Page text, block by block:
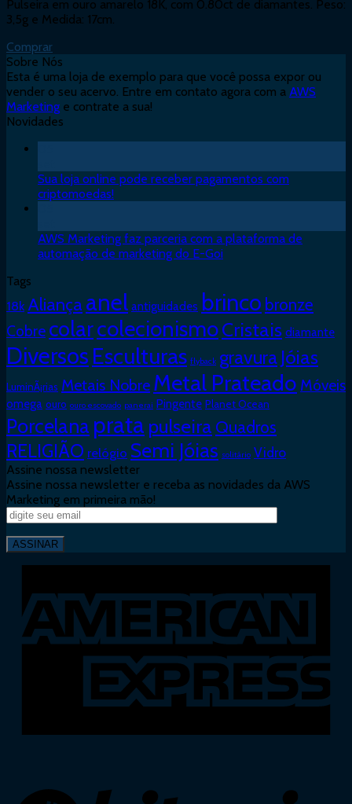
Pulseira em ouro amarelo 18K, com 0.80ct de diamantes. Peso:
3,5g e Medida: 17cm.
Comprar
Sobre Nós
Esta é uma loja de exemplo para que você possa expor ou
vender o seu acervo. Entre em contato agora com a AWS
Marketing e contrate a sua!
Novidades
Sua loja online pode receber pagamentos com
criptomoedas!
AWS Marketing faz parceria com a plataforma de
automação de marketing do E-Goi
Tags
18k Aliança anel antiguidades brinco bronze
Cobre colarcolecionismoCristais diamante
Diversos Esculturas flyback gravura Jóias
LuminÃ¡rias Metais Nobre Metal Prateado Móveis
omega ouro ouro escovado panerai Pingente Planet Ocean
Porcelana prata pulseira Quadros
RELIGIÃO relógio Semi Jóias solitário Vidro
Assine nossa newsletter
Assine nossa newsletter e receba as novidades da AWS
Marketing em primeira mão!